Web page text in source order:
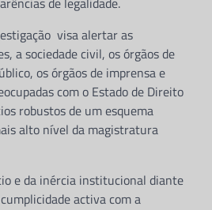
visa alertar as
a sociedade civil, os órgãos de
os órgãos de imprensa e
com o Estado de Direito
robustos de um esquema
alto nível da magistratura
e da inércia institucional diante
activa com a
envolvidos no
de combustivel
Nsisa 24 de Junho, 2026
e siga-nos ...
e siga-nos …De acordo com as
e documentos que a redação da
HUMANOS
50 reclusos morrem